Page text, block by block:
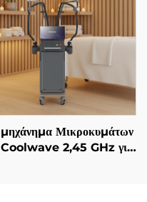
W, 3000 W, και μήκη
κύματος 755 nm, 808
nm, 940 nm, 1064 nm,
σύμφωνα με τις
προδιαγραφές MDR, FDA,
MDSAP
μηχάνημα Μικροκυμάτων
Coolwave 2,45 GHz για